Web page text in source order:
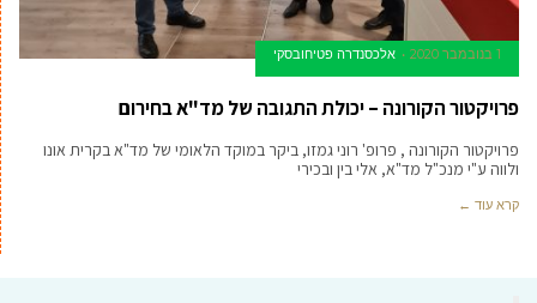
1 בנובמבר 2020 אלכסנדרה פטיחובסקי
פרויקטור הקורונה – יכולת התגובה של מד"א בחירום
פרויקטור הקורונה , פרופ' רוני גמזו, ביקר במוקד הלאומי של מד"א בקרית אונו
ולווה ע"י מנכ"ל מד"א, אלי בין ובכירי
קרא עוד ←